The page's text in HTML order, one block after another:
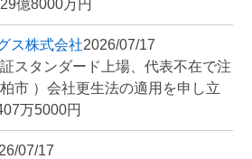
億8000万円
ス株式会社2026/07/17
スタンダード上場、代表不在で注
市 ）会社更生法の適用を申し立
万5000円
07/17